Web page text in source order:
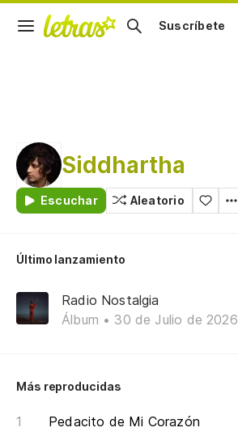
Suscríbete
Siddhartha
Escuchar Aleatorio
Último lanzamiento
Radio Nostalgia
Álbum • 30 de Julio de 2026
Más reproducidas
Pedacito de Mi Corazón